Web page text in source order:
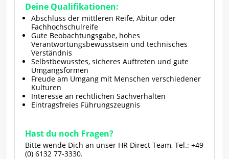
Deine Qualifikationen:
Abschluss der mittleren Reife, Abitur oder
Fachhochschulreife
Gute Beobachtungsgabe, hohes
Verantwortungsbewusstsein und technisches
Verständnis
Selbstbewusstes, sicheres Auftreten und gute
Umgangsformen
Freude am Umgang mit Menschen verschiedener
Kulturen
Interesse an rechtlichen Sachverhalten
Eintragsfreies Führungszeugnis
Hast du noch Fragen?
Bitte wende Dich an unser HR Direct Team, Tel.: +49
(0) 6132 77-3330.